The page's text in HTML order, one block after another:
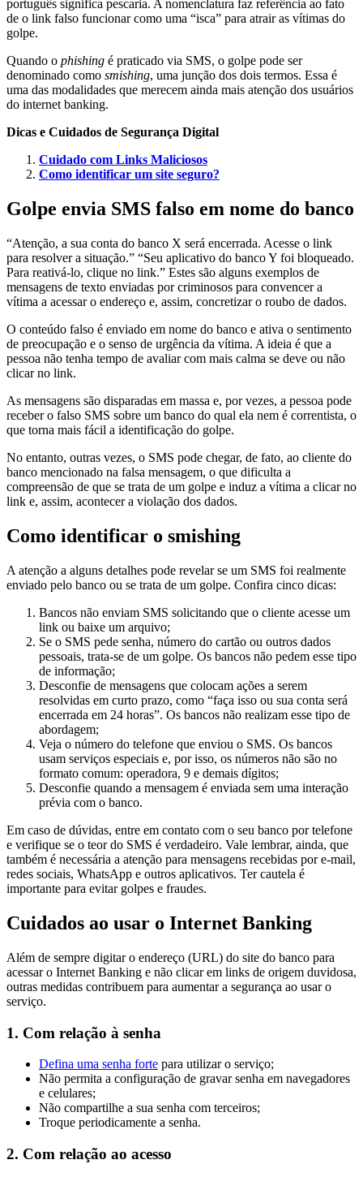
português significa pescaria. A nomenclatura faz referência ao fato
de o link falso funcionar como uma “isca” para atrair as vítimas do
golpe.
Quando o phishing é praticado via SMS, o golpe pode ser
denominado como smishing, uma junção dos dois termos. Essa é
uma das modalidades que merecem ainda mais atenção dos usuários
do internet banking.
Dicas e Cuidados de Segurança Digital
Cuidado com Links Maliciosos
Como identificar um site seguro?
Golpe envia SMS falso em nome do banco
“Atenção, a sua conta do banco X será encerrada. Acesse o link
para resolver a situação.” “Seu aplicativo do banco Y foi bloqueado.
Para reativá-lo, clique no link.” Estes são alguns exemplos de
mensagens de texto enviadas por criminosos para convencer a
vítima a acessar o endereço e, assim, concretizar o roubo de dados.
O conteúdo falso é enviado em nome do banco e ativa o sentimento
de preocupação e o senso de urgência da vítima. A ideia é que a
pessoa não tenha tempo de avaliar com mais calma se deve ou não
clicar no link.
As mensagens são disparadas em massa e, por vezes, a pessoa pode
receber o falso SMS sobre um banco do qual ela nem é correntista, o
que torna mais fácil a identificação do golpe.
No entanto, outras vezes, o SMS pode chegar, de fato, ao cliente do
banco mencionado na falsa mensagem, o que dificulta a
compreensão de que se trata de um golpe e induz a vítima a clicar no
link e, assim, acontecer a violação dos dados.
Como identificar o smishing
A atenção a alguns detalhes pode revelar se um SMS foi realmente
enviado pelo banco ou se trata de um golpe. Confira cinco dicas:
Bancos não enviam SMS solicitando que o cliente acesse um
link ou baixe um arquivo;
Se o SMS pede senha, número do cartão ou outros dados
pessoais, trata-se de um golpe. Os bancos não pedem esse tipo
de informação;
Desconfie de mensagens que colocam ações a serem
resolvidas em curto prazo, como “faça isso ou sua conta será
encerrada em 24 horas”. Os bancos não realizam esse tipo de
abordagem;
Veja o número do telefone que enviou o SMS. Os bancos
usam serviços especiais e, por isso, os números não são no
formato comum: operadora, 9 e demais dígitos;
Desconfie quando a mensagem é enviada sem uma interação
prévia com o banco.
Em caso de dúvidas, entre em contato com o seu banco por telefone
e verifique se o teor do SMS é verdadeiro. Vale lembrar, ainda, que
também é necessária a atenção para mensagens recebidas por e-mail,
redes sociais, WhatsApp e outros aplicativos. Ter cautela é
importante para evitar golpes e fraudes.
Cuidados ao usar o Internet Banking
Além de sempre digitar o endereço (URL) do site do banco para
acessar o Internet Banking e não clicar em links de origem duvidosa,
outras medidas contribuem para aumentar a segurança ao usar o
serviço.
1. Com relação à senha
Defina uma senha forte para utilizar o serviço;
Não permita a configuração de gravar senha em navegadores
e celulares;
Não compartilhe a sua senha com terceiros;
Troque periodicamente a senha.
2. Com relação ao acesso